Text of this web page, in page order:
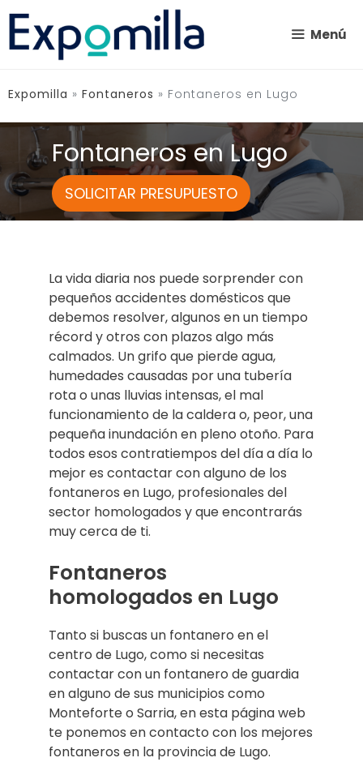
Saltar
contenido
Menú
Expomilla » Fontaneros » Fontaneros en Lugo
Fontaneros en Lugo
SOLICITAR PRESUPUESTO
La vida diaria nos puede sorprender con
pequeños accidentes domésticos que
debemos resolver, algunos en un tiempo
récord y otros con plazos algo más
calmados. Un grifo que pierde agua,
humedades causadas por una tubería
rota o unas lluvias intensas, el mal
funcionamiento de la caldera o, peor, una
pequeña inundación en pleno otoño. Para
todos esos contratiempos del día a día lo
mejor es contactar con alguno de los
fontaneros en Lugo, profesionales del
sector homologados y que encontrarás
muy cerca de ti.
Fontaneros
homologados en Lugo
Tanto si buscas un fontanero en el
centro de Lugo, como si necesitas
contactar con un fontanero de guardia
en alguno de sus municipios como
Monteforte o Sarria, en esta página web
te ponemos en contacto con los mejores
fontaneros en la provincia de Lugo.